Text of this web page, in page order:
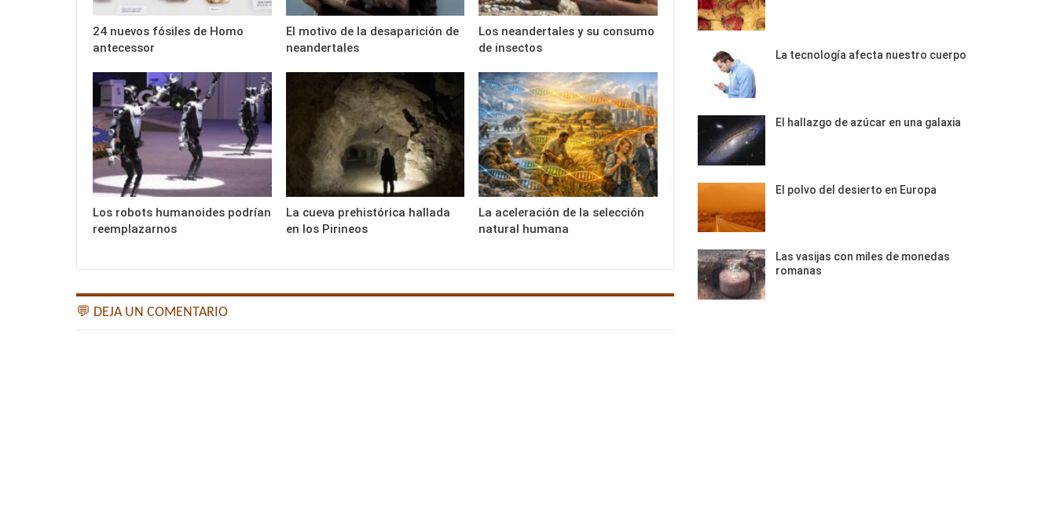
24 nuevos fósiles de Homo
antecessor
El motivo de la desaparición de
neandertales
Los neandertales y su consumo
de insectos
Los robots humanoides podrían
reemplazarnos
La cueva prehistórica hallada
en los Pirineos
La aceleración de la selección
natural humana
💬 DEJA UN COMENTARIO
La tecnología afecta nuestro cuerpo
El hallazgo de azúcar en una galaxia
El polvo del desierto en Europa
Las vasijas con miles de monedas
romanas